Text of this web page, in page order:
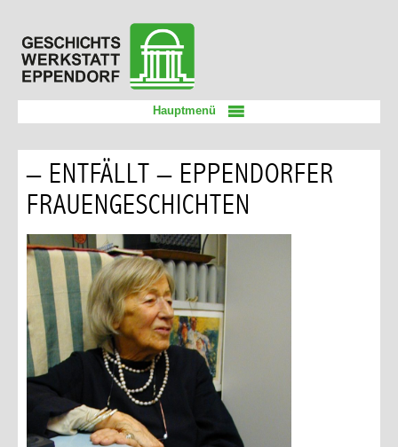
Inhalt
springen
Eppendorf
Hauptmenü
– ENTFÄLLT – EPPENDORFER
FRAUENGESCHICHTEN